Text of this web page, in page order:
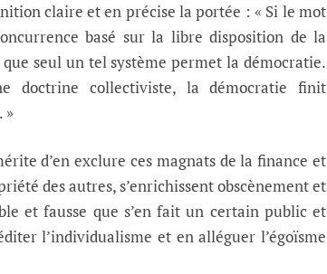
claire et en précise la portée : « Si le mot
basé sur la libre disposition de la
seul un tel système permet la démocratie.
doctrine collectiviste, la démocratie finit
»
d’en exclure ces magnats de la finance et
des autres, s’enrichissent obscènement et
et fausse que s’en fait un certain public et
l’individualisme et en alléguer l’égoïsme